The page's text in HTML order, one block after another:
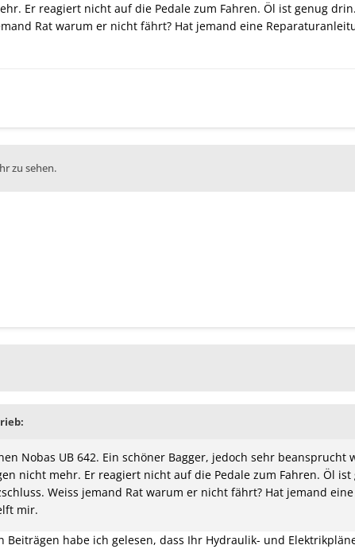
Er reagiert nicht auf die Pedale zum Fahren. Öl ist genug
Rat warum er nicht fährt? Hat jemand eine
zu sehen.
Nobas UB 642. Ein schöner Bagger, jedoch sehr beansprucht
nicht mehr. Er reagiert nicht auf die Pedale zum Fahren. Öl
Weiss jemand Rat warum er nicht fährt? Hat jemand
mir.
Beiträgen habe ich gelesen, dass Ihr Hydraulik- und